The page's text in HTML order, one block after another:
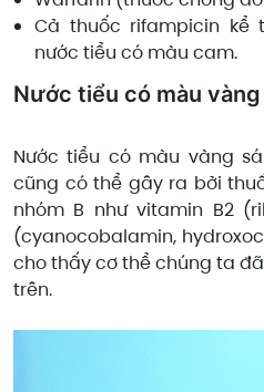
Cả thuốc rifampicin kể
nước tiểu có màu cam.
Nước tiểu có màu
Nước tiểu có màu vàng
cũng có thể gây ra bởi
nhóm B như vitamin B2
(cyanocobalamin,
cho thấy cơ thể chúng ta
trên.